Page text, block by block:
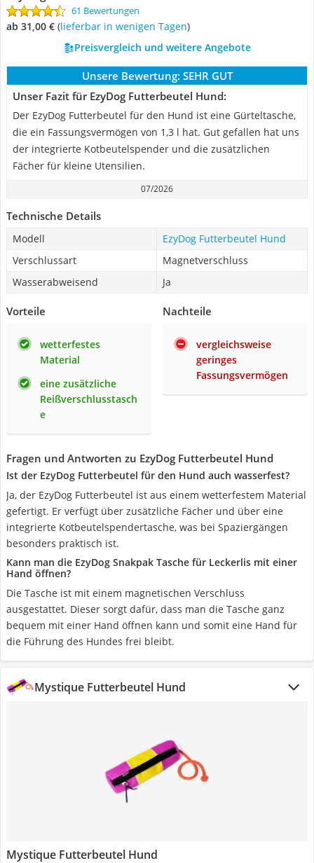
61 Bewertungen
ab 31,00 € ( Lieferbar in wenigen Tagen)
Preisvergleich und weitere Angebote
Unsere Bewertung: SEHR GUT
Unser Fazit für EzyDog Futterbeutel Hund:
Der EzyDog Futterbeutel für den Hund ist eine Gürteltasche,
die ein Fassungsvermögen von 1,3 l hat. Gut gefallen hat uns
der integrierte Kotbeutelspender und die zusätzlichen
Fächer für kleine Utensilien.
07/2026
Technische Details
Modell
EzyDog Futterbeutel Hund
Verschlussart
Magnetverschluss
Wasserabweisend
Ja
Vorteile
wetterfestes
Material
eine zusätzliche
Reißverschlusstasch
e
Nachteile
vergleichsweise
geringes
Fassungsvermögen
Fragen und Antworten zu EzyDog Futterbeutel Hund
Ist der EzyDog Futterbeutel für den Hund auch wasserfest?
Ja, der EzyDog Futterbeutel ist aus einem wetterfestem Material
gefertigt. Er verfügt über zusätzliche Fächer und über eine
integrierte Kotbeutelspendertasche, was bei Spaziergängen
besonders praktisch ist.
Kann man die EzyDog Snakpak Tasche für Leckerlis mit einer
Hand öffnen?
Die Tasche ist mit einem magnetischen Verschluss
ausgestattet. Dieser sorgt dafür, dass man die Tasche ganz
bequem mit einer Hand öffnen kann und somit eine Hand für
die Führung des Hundes frei bleibt.
Mystique Futterbeutel Hund
Mystique Futterbeutel Hund